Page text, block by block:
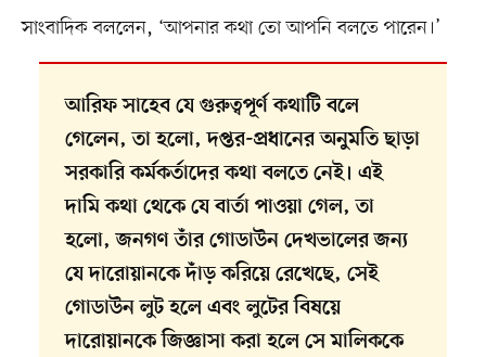
সাংবাদিক বললেন, ‘আপনার কথা তো আপনি বলতে পারেন।’
আরিফ সাহেব যে গুরুত্বপূর্ণ কথাটি বলে
গেলেন, তা হলো, দপ্তর-প্রধানের অনুমতি ছাড়া
সরকারি কর্মকর্তাদের কথা বলতে নেই। এই
দামি কথা থেকে যে বার্তা পাওয়া গেল, তা
হলো, জনগণ তাঁর গোডাউন দেখভালের জন্য
যে দারোয়ানকে দাঁড় করিয়ে রেখেছে, সেই
গোডাউন লুট হলে এবং লুটের বিষয়ে
দারোয়ানকে জিজ্ঞাসা করা হলে সে মালিককে